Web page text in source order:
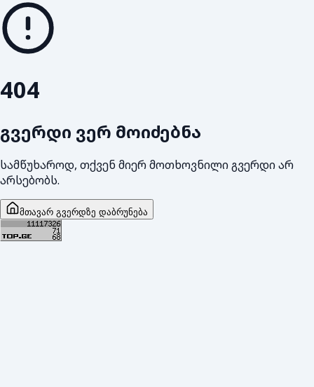
404
გვერდი ვერ მოიძებნა
სამწუხაროდ, თქვენ მიერ მოთხოვნილი გვერდი არ
არსებობს.
მთავარ გვერდზე დაბრუნება